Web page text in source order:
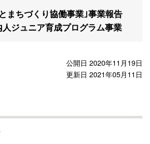
まちづくり協働事業｣事業報告
ジュニア育成プログラム事業
公開日 2020年11月19日
更新日 2021年05月11日